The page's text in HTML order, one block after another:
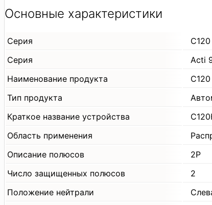
Основные характеристики
Серия
C120
Серия
Acti
Наименование продукта
C120
Тип продукта
Краткое название устройства
Область применения
Описание полюсов
2P
Число защищенных полюсов
2
Положение нейтрали